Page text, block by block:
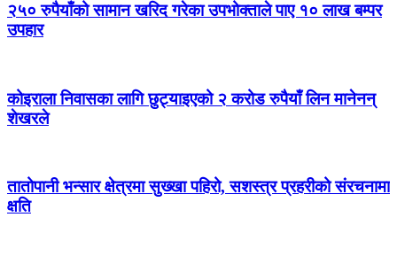
२५० रुपैयाँको सामान खरिद गरेका उपभोक्ताले पाए १० लाख बम्पर
उपहार
कोइराला निवासका लागि छुट्याइएको २ करोड रुपैयाँ लिन मानेनन्
शेखरले
तातोपानी भन्सार क्षेत्रमा सुख्खा पहिरो, सशस्त्र प्रहरीको संरचनामा
क्षति